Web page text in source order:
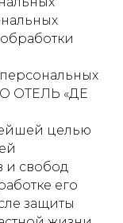
ОТЕЛЬ «ДЕ
целью
и свобод
его
защиты